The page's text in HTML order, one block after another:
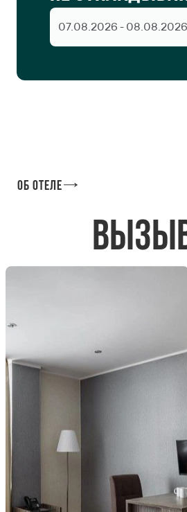
07.08.2026 - 08.08.2026
Об отеле